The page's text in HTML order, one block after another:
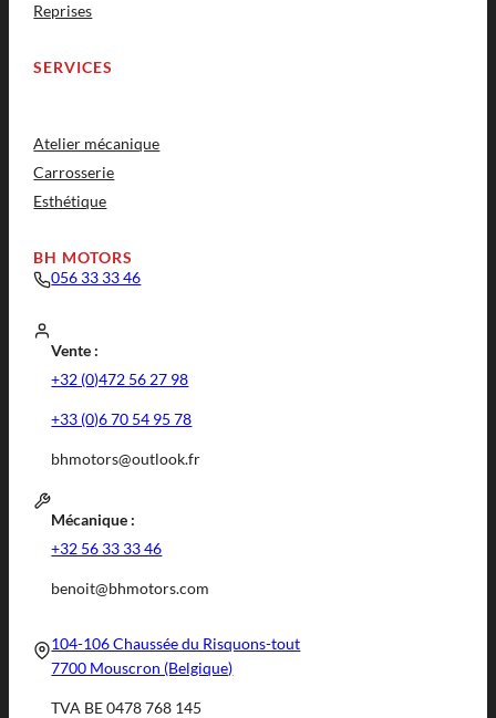
Reprises
SERVICES
Atelier mécanique
Carrosserie
Esthétique
BH MOTORS
056 33 33 46
Vente :
+32 (0)472 56 27 98
+33 (0)6 70 54 95 78
bhmotors@outlook.fr
Mécanique :
+32 56 33 33 46
benoit@bhmotors.com
104-106 Chaussée du Risquons-tout
7700 Mouscron (Belgique)
TVA BE 0478 768 145